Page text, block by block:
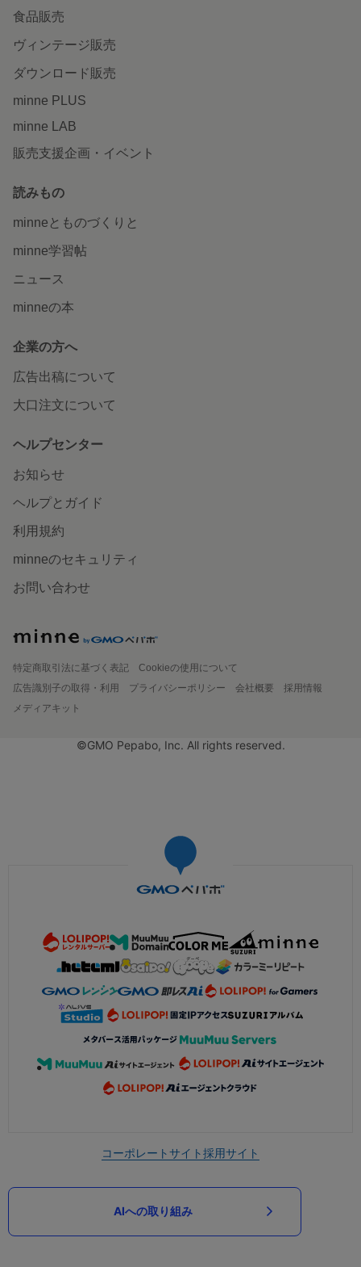
食品販売
ヴィンテージ販売
ダウンロード販売
minne PLUS
minne LAB
販売支援企画・イベント
読みもの
minneとものづくりと
minne学習帖
ニュース
minneの本
企業の方へ
広告出稿について
大口注文について
ヘルプセンター
お知らせ
ヘルプとガイド
利用規約
minneのセキュリティ
お問い合わせ
特定商取引法に基づく表記
Cookieの使用について
広告識別子の取得・利用
プライバシーポリシー 会社概要
採用情報
メディアキット
©GMO Pepabo, Inc. All rights reserved.
コーポレートサイト採用サイト
AIへの取り組み